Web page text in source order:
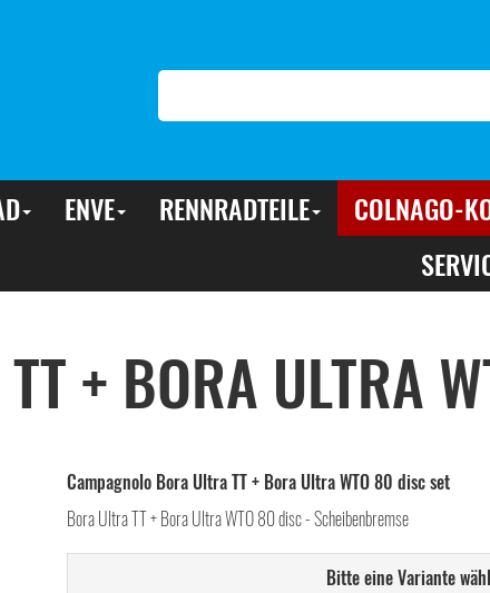
ENVE RENNRADTEILE
COLNAGO-
+ BORA ULTRA
Campagnolo Bora Ultra TT + Bora Ultra WTO 80 disc set
Bora Ultra TT + Bora Ultra WTO 80 disc - Scheibenbremse
Bitte eine Variante